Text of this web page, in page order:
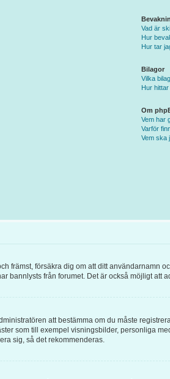
Vad är
Hur
Hur tar
Bilagor
Vilka
Hur
Om
Vem har
Varför
Vem ska
främst, försäkra dig om att ditt användarnamn
bannlysts från forumet. Det är också möjligt
att bestämma om du måste
som till exempel visningsbilder, personliga
sig, så det rekommenderas.